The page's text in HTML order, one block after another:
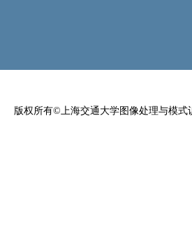
版权所有©上海交通大学图像处理与模式